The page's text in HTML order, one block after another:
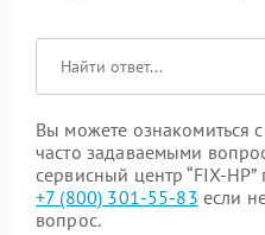
Вы можете ознакомиться
часто задаваемыми
сервисный центр “FIX-
+7 (800) 301-55-83 если
вопрос.